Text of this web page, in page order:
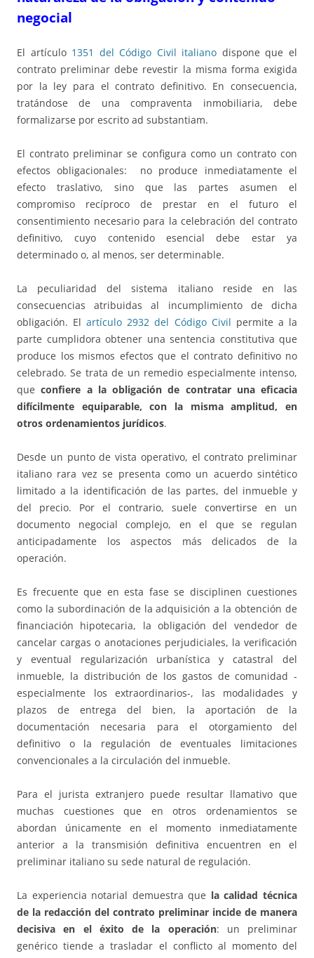
negocial
El artículo 1351 del Código Civil italiano dispone que el
contrato preliminar debe revestir la misma forma exigida
por la ley para el contrato definitivo. En consecuencia,
tratándose de una compraventa inmobiliaria, debe
formalizarse por escrito ad substantiam.
El contrato preliminar se configura como un contrato con
efectos obligacionales: no produce inmediatamente el
efecto traslativo, sino que las partes asumen el
compromiso recíproco de prestar en el futuro el
consentimiento necesario para la celebración del contrato
definitivo, cuyo contenido esencial debe estar ya
determinado o, al menos, ser determinable.
La peculiaridad del sistema italiano reside en las
consecuencias atribuidas al incumplimiento de dicha
obligación. El artículo 2932 del Código Civil permite a la
parte cumplidora obtener una sentencia constitutiva que
produce los mismos efectos que el contrato definitivo no
celebrado. Se trata de un remedio especialmente intenso,
queconfiere a la obligación de contratar una eficacia
difícilmente equiparable, con la misma amplitud, en
otros ordenamientos jurídicos.
Desde un punto de vista operativo, el contrato preliminar
italiano rara vez se presenta como un acuerdo sintético
limitado a la identificación de las partes, del inmueble y
del precio. Por el contrario, suele convertirse en un
documento negocial complejo, en el que se regulan
anticipadamente los aspectos más delicados de la
operación.
Es frecuente que en esta fase se disciplinen cuestiones
como la subordinación de la adquisición a la obtención de
financiación hipotecaria, la obligación del vendedor de
cancelar cargas o anotaciones perjudiciales, la verificación
y eventual regularización urbanística y catastral del
inmueble, la distribución de los gastos de comunidad -
especialmente los extraordinarios-, las modalidades y
plazos de entrega del bien, la aportación de la
documentación necesaria para el otorgamiento del
definitivo o la regulación de eventuales limitaciones
convencionales a la circulación del inmueble.
Para el jurista extranjero puede resultar llamativo que
muchas cuestiones que en otros ordenamientos se
abordan únicamente en el momento inmediatamente
anterior a la transmisión definitiva encuentren en el
preliminar italiano su sede natural de regulación.
La experiencia notarial demuestra que la calidad técnica
de la redacción del contrato preliminar incide de manera
decisiva en el éxito de la operación: un preliminar
genérico tiende a trasladar el conflicto al momento del